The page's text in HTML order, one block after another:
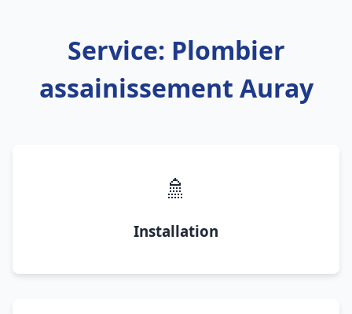
Service: Plombier
assainissement Auray
🚿
Installation